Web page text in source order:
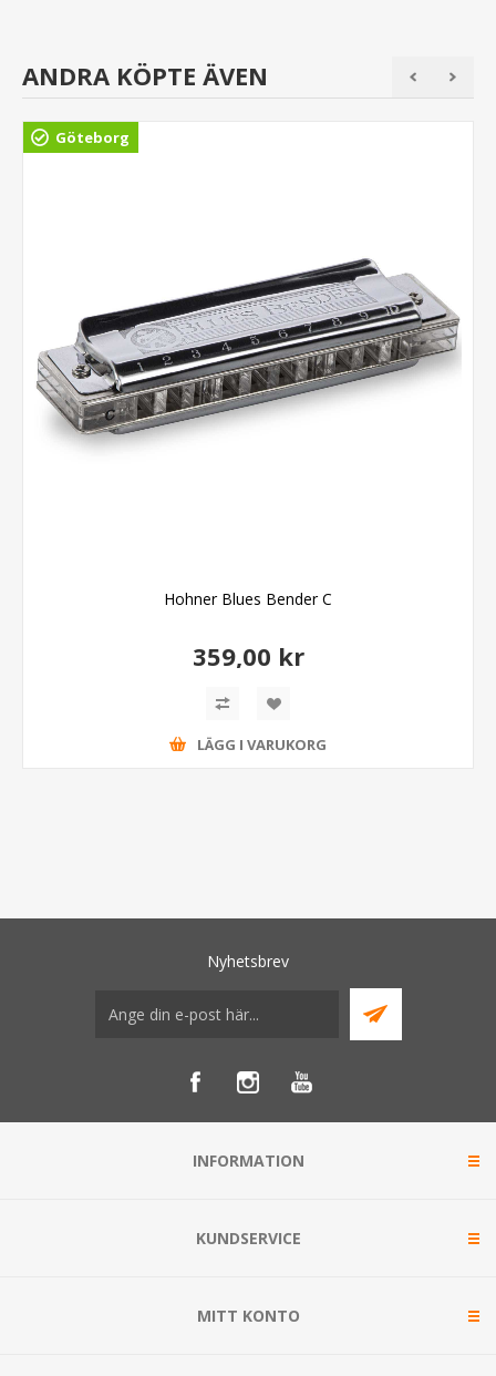
ANDRA KÖPTE ÄVEN
Göteborg
Hohner Blues Bender C
359,00 kr
LÄGG I VARUKORG
Nyhetsbrev
INFORMATION
KUNDSERVICE
MITT KONTO